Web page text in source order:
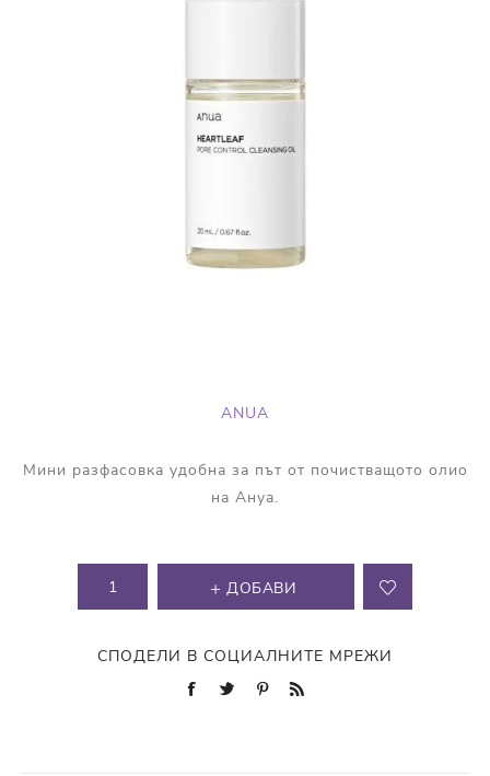
ANUA
Мини разфасовка удобна за път от почистващото олио
на Ануа.
ДОБАВИ
СПОДЕЛИ В СОЦИАЛНИТЕ МРЕЖИ